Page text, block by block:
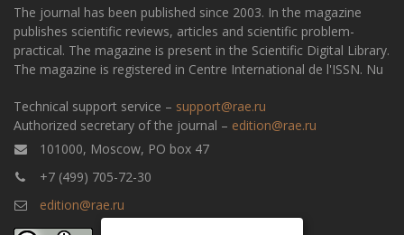
The journal has been published since 2003. In the magazine
publishes scientific reviews, articles and scientific problem-
practical. The magazine is present in the Scientific Digital Library.
The magazine is registered in Centre International de l'ISSN. Nu
Technical support service – support@rae.ru
Authorized secretary of the journal – edition@rae.ru
101000, Moscow, PO box 47
+7 (499) 705-72-30
edition@rae.ru